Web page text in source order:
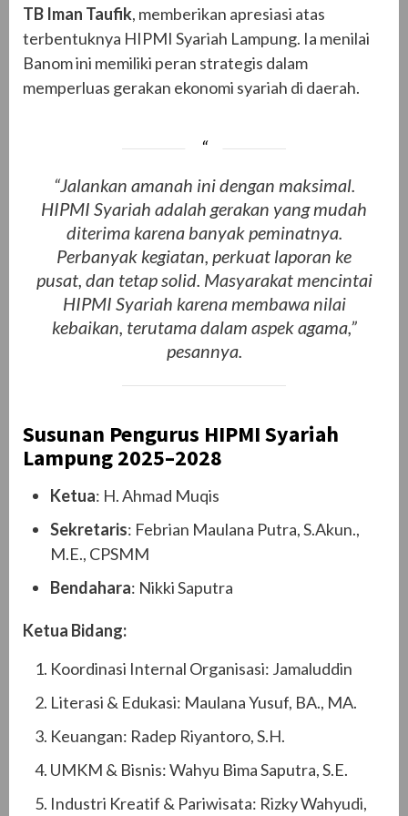
TB Iman Taufik, memberikan apresiasi atas
terbentuknya HIPMI Syariah Lampung. Ia menilai
Banom ini memiliki peran strategis dalam
memperluas gerakan ekonomi syariah di daerah.
“Jalankan amanah ini dengan maksimal.
HIPMI Syariah adalah gerakan yang mudah
diterima karena banyak peminatnya.
Perbanyak kegiatan, perkuat laporan ke
pusat, dan tetap solid. Masyarakat mencintai
HIPMI Syariah karena membawa nilai
kebaikan, terutama dalam aspek agama,”
pesannya.
Susunan Pengurus HIPMI Syariah
Lampung 2025–2028
Ketua: H. Ahmad Muqis
Sekretaris: Febrian Maulana Putra, S.Akun.,
M.E., CPSMM
Bendahara: Nikki Saputra
Ketua Bidang:
Koordinasi Internal Organisasi: Jamaluddin
Literasi & Edukasi: Maulana Yusuf, BA., MA.
Keuangan: Radep Riyantoro, S.H.
UMKM & Bisnis: Wahyu Bima Saputra, S.E.
Industri Kreatif & Pariwisata: Rizky Wahyudi,